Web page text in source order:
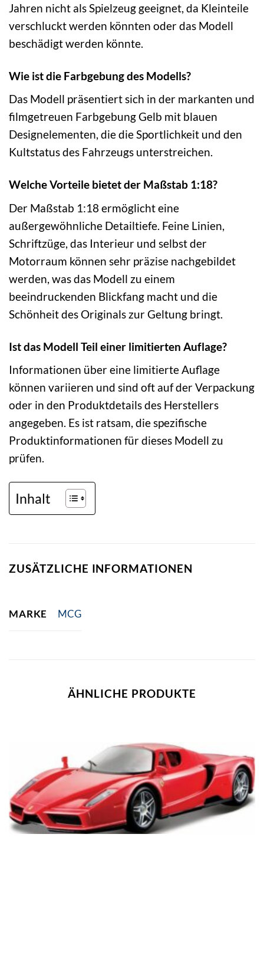
Jahren nicht als Spielzeug geeignet, da Kleinteile
verschluckt werden könnten oder das Modell
beschädigt werden könnte.
Wie ist die Farbgebung des Modells?
Das Modell präsentiert sich in der markanten und
filmgetreuen Farbgebung Gelb mit blauen
Designelementen, die die Sportlichkeit und den
Kultstatus des Fahrzeugs unterstreichen.
Welche Vorteile bietet der Maßstab 1:18?
Der Maßstab 1:18 ermöglicht eine
außergewöhnliche Detailtiefe. Feine Linien,
Schriftzüge, das Interieur und selbst der
Motorraum können sehr präzise nachgebildet
werden, was das Modell zu einem
beeindruckenden Blickfang macht und die
Schönheit des Originals zur Geltung bringt.
Ist das Modell Teil einer limitierten Auflage?
Informationen über eine limitierte Auflage
können variieren und sind oft auf der Verpackung
oder in den Produktdetails des Herstellers
angegeben. Es ist ratsam, die spezifische
Produktinformationen für dieses Modell zu
prüfen.
Inhalt
ZUSÄTZLICHE INFORMATIONEN
MARKE MCG
ÄHNLICHE PRODUKTE